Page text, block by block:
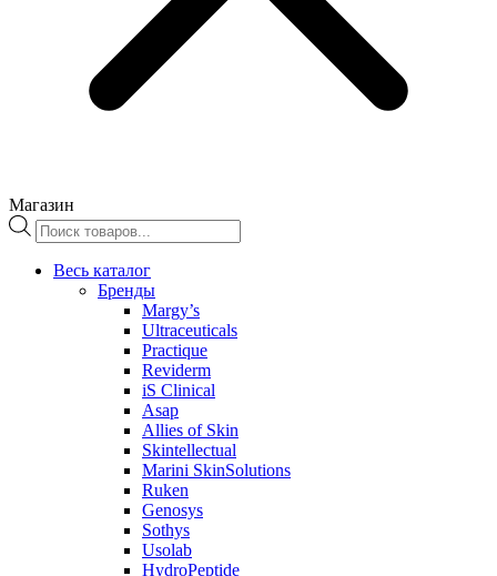
Магазин
Поиск
товаров
Весь каталог
Бренды
Margy’s
Ultraceuticals
Practique
Reviderm
iS Clinical
Asap
Allies of Skin
Skintellectual
Marini SkinSolutions
Ruken
Genosys
Sothys
Usolab
HydroPeptide